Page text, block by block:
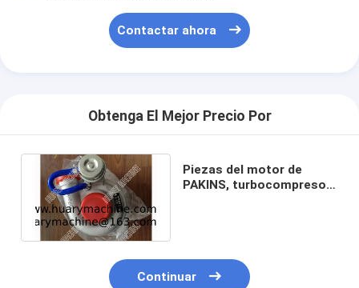
Contactar ahora
Obtenga El Mejor Precio Por
Piezas del motor de
PAKINS, turbocompresor
Continuar